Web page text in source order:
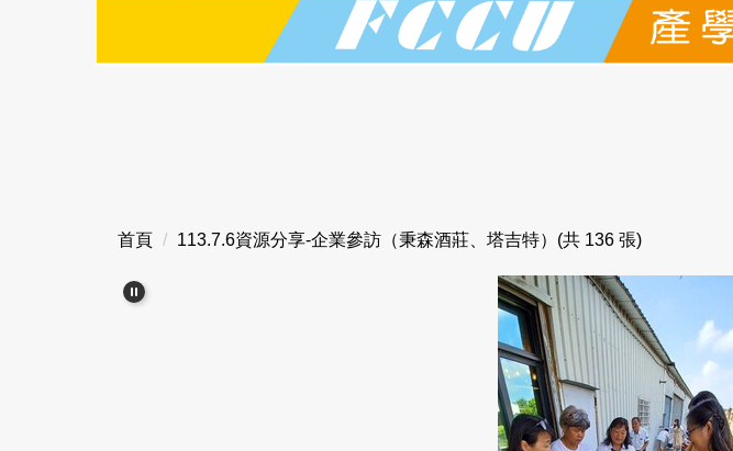
首頁 113.7.6資源分享-企業參訪（秉森酒莊、塔吉特）(共 136 張)